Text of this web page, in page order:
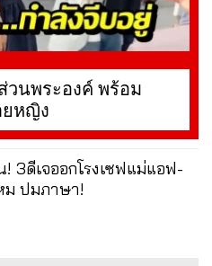
วนพระองค์ พร้อม
ยหญิง
3ดีเจออกโรงเซฟแม่แอฟ-
ม ปมภาษา!